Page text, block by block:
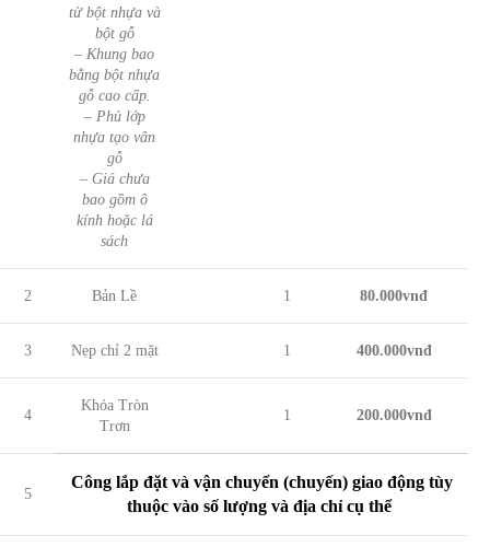
từ bột nhựa và
bột gỗ
– Khung bao
bằng bột nhựa
gỗ cao cấp.
– Phủ lớp
nhựa tạo vân
gỗ
– Giá chưa
bao gồm ô
kính hoặc lá
sách
2 Bản Lề 1 80.000vnđ
3 Nẹp chỉ 2 mặt 1 400.000vnđ
4
Khóa Tròn
Trơn
1 200.000vnđ
5
Công lắp đặt và vận chuyển (chuyến) giao động tùy
thuộc vào số lượng và địa chỉ cụ thể